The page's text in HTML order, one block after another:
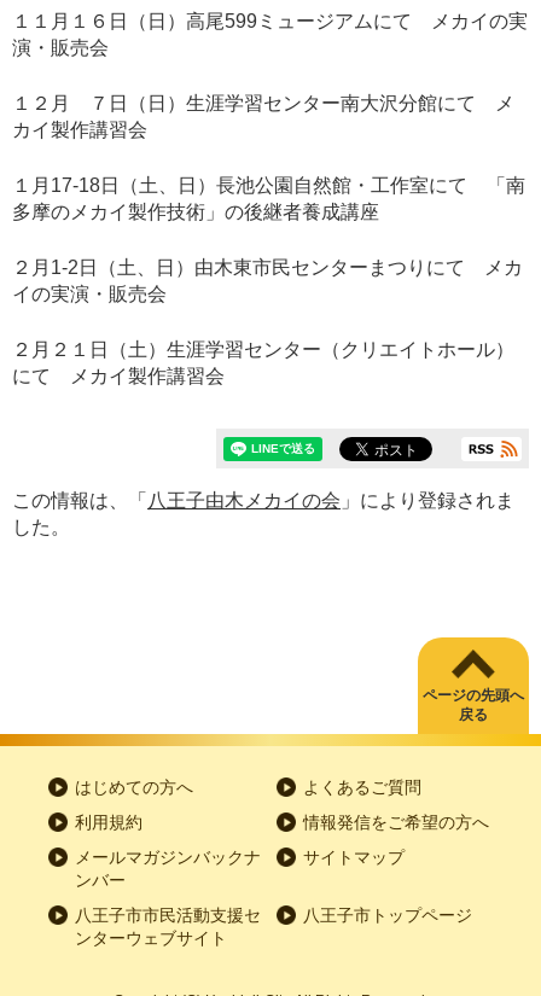
１１月１６日（日）高尾599ミュージアムにて メカイの実
演・販売会
１２月 ７日（日）生涯学習センター南大沢分館にて メ
カイ製作講習会
１月17-18日（土、日）長池公園自然館・工作室にて 「南
多摩のメカイ製作技術」の後継者養成講座
２月1-2日（土、日）由木東市民センターまつりにて メカ
イの実演・販売会
２月２１日（土）生涯学習センター（クリエイトホール）
にて メカイ製作講習会
この情報は、「 八王子由木メカイの会 」により登録されま
した。
ページの先頭へ
戻る
はじめての方へ
よくあるご質問
利用規約
情報発信をご希望の方へ
メールマガジンバックナ
ンバー
サイトマップ
八王子市市民活動支援セ
ンターウェブサイト
八王子市トップページ